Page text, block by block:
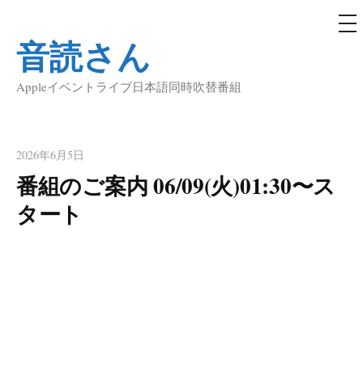
コ
ン
テ
へ
ス
キ
ッ
音読さん
Appleイベントライブ日本語同時吹替番組
メ
ニ
2026年6月5日
番組のご案内 06/09(火)01:30〜ス
タート